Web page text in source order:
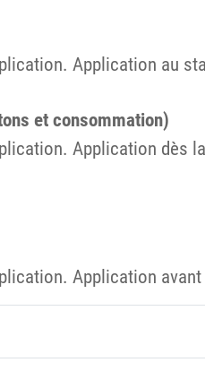
Application au
et consommation)
Application dès
Application